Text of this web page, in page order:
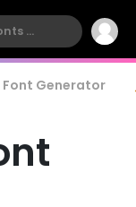
Font Generator